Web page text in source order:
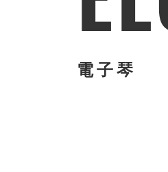
電子琴